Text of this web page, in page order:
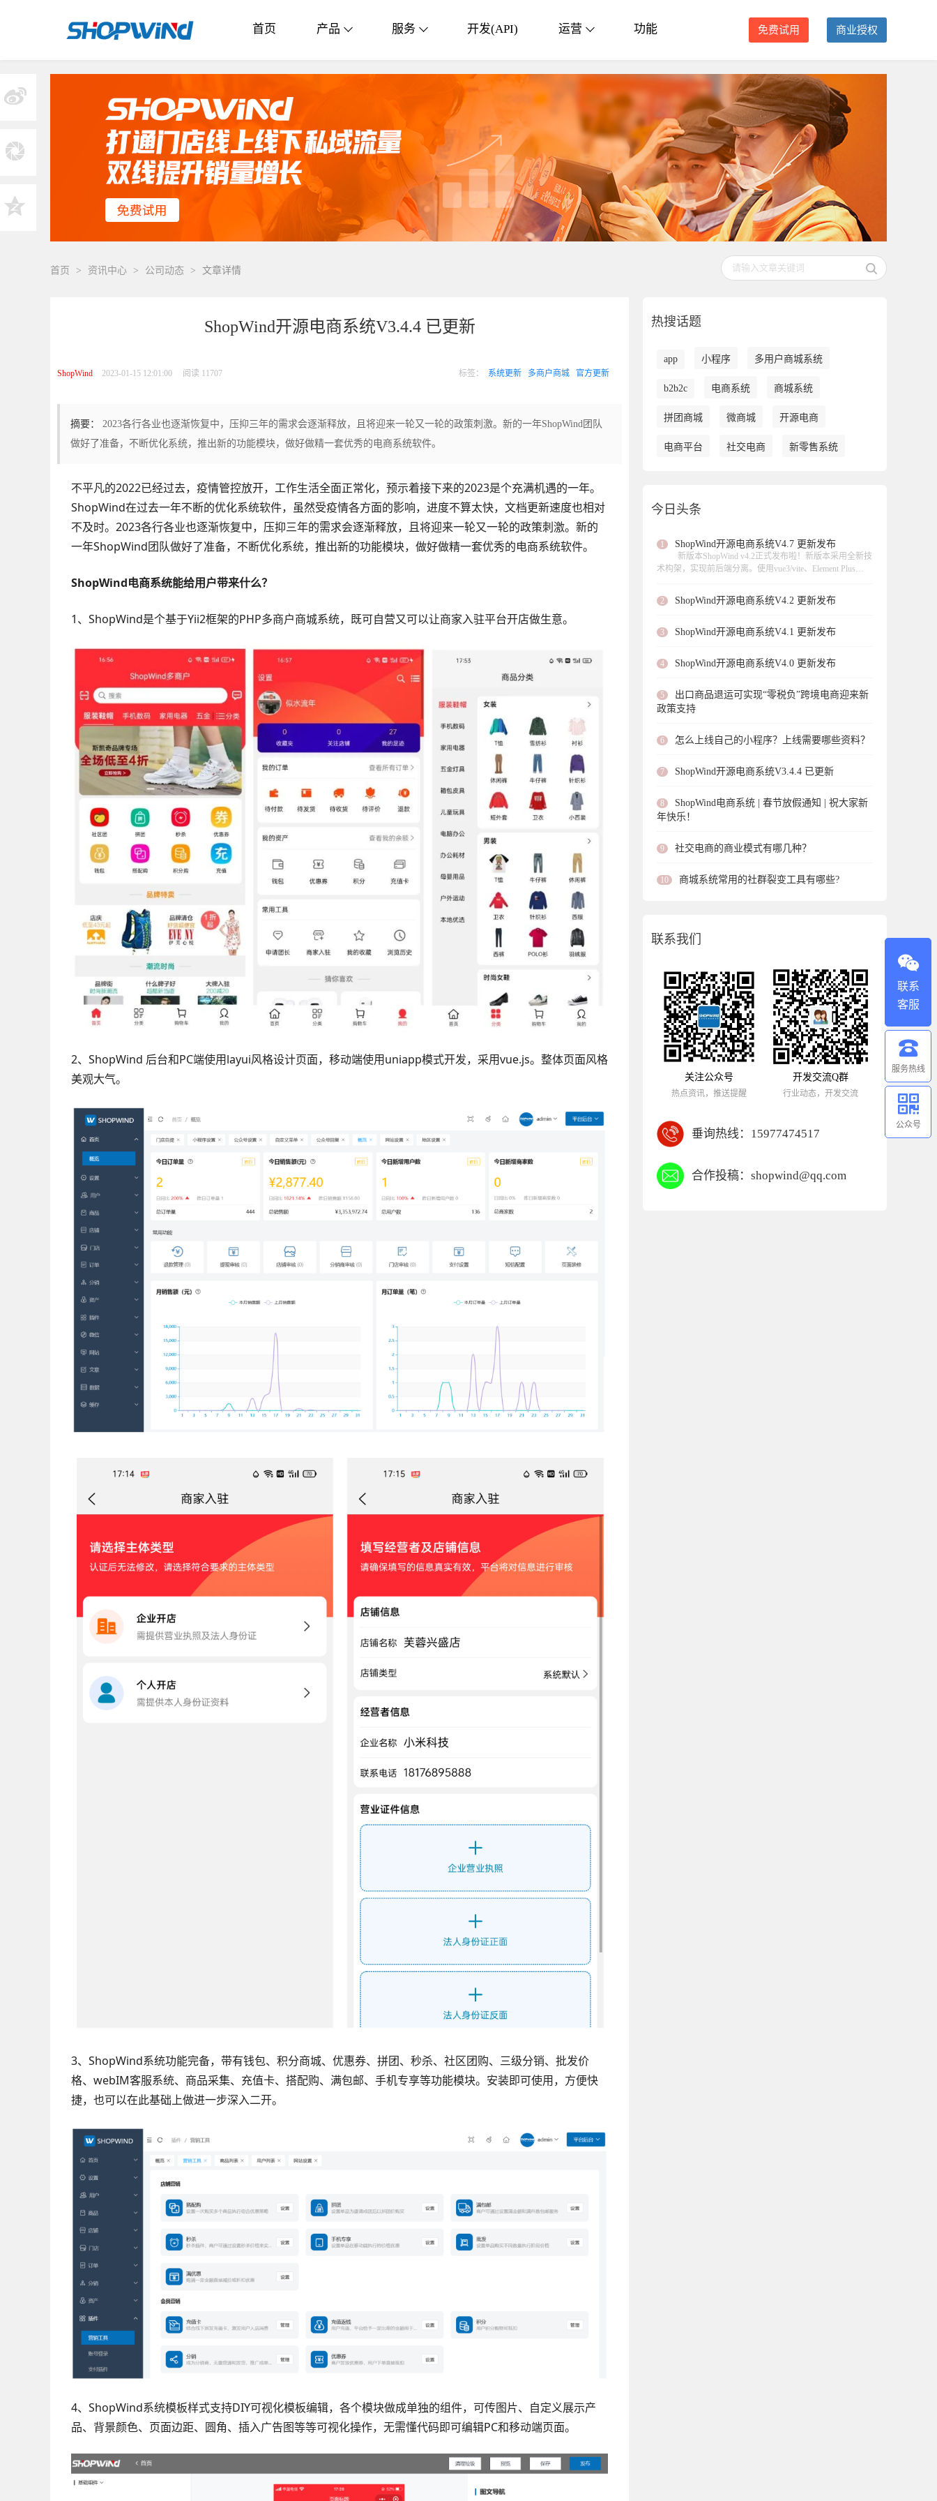
首页 产品 服务 开发(API) 运营 功能 免费试用 商业授权
首页 > 资讯中心 > 公司动态 > 文章详情
ShopWind开源电商系统V3.4.4 已更新
ShopWind 2023-01-15 12:01:00 阅读 11707 标签： 系统更新 多商户商城 官方更新
摘要：
2023各行各业也逐渐恢复中，压抑三年的需求会逐渐释放，且将迎来一轮又一轮的政策刺激。新的一年ShopWind团队
做好了准备，不断优化系统，推出新的功能模块，做好做精一套优秀的电商系统软件。
不平凡的2022已经过去，疫情管控放开，工作生活全面正常化，预示着接下来的2023是个充满机遇的一年。
ShopWind在过去一年不断的优化系统软件，虽然受疫情各方面的影响，进度不算太快，文档更新速度也相对
不及时。2023各行各业也逐渐恢复中，压抑三年的需求会逐渐释放，且将迎来一轮又一轮的政策刺激。新的
一年ShopWind团队做好了准备，不断优化系统，推出新的功能模块，做好做精一套优秀的电商系统软件。
ShopWind电商系统能给用户带来什么？
1、ShopWind是个基于Yii2框架的PHP多商户商城系统，既可自营又可以让商家入驻平台开店做生意。
2、ShopWind 后台和PC端使用layui风格设计页面，移动端使用uniapp模式开发，采用vue.js。整体页面风格
美观大气。
3、ShopWind系统功能完备，带有钱包、积分商城、优惠券、拼团、秒杀、社区团购、三级分销、 批发价
格、 webIM客服系统、商品采集、 充值卡、搭配购、满包邮、手机专享等功能模块。安装即可使用，方便快
捷，也可以在此基础上做进一步深入二开。
4、ShopWind系统模板样式支持DIY可视化模板编辑，各个模块做成单独的组件，可传图片、自定义展示产
品、背景颜色、页面边距、圆角、插入广告图等等可视化操作，无需懂代码即可编辑PC和移动端页面。
热搜话题
app 小程序 多用户商城系统
b2b2c 电商系统 商城系统
拼团商城 微商城 开源电商
电商平台 社交电商 新零售系统
今日头条
1 ShopWind开源电商系统V4.7 更新发布
新版本ShopWind v4.2正式发布啦！新版本采用全新技
术构架，实现前后端分离。使用vue3/vite、Element Plus
品的支持、支持扫码核销等功能，，修复了不少功能模块
2 ShopWind开源电商系统V4.2 更新发布
3 ShopWind开源电商系统V4.1 更新发布
4 ShopWind开源电商系统V4.0 更新发布
5
出口商品退运可实现“零税负”跨境电商迎来新
政策支持
6 怎么上线自己的小程序？上线需要哪些资料？
7 ShopWind开源电商系统V3.4.4 已更新
8
ShopWind电商系统 | 春节放假通知 | 祝大家新
年快乐！
9 社交电商的商业模式有哪几种？
10 商城系统常用的社群裂变工具有哪些?
联系我们
关注公众号
热点资讯，推送提醒
开发交流Q群
行业动态，开发交流
垂询热线： 15977474517
合作投稿： shopwind@qq.com
联系
客服
服务热线
公众号